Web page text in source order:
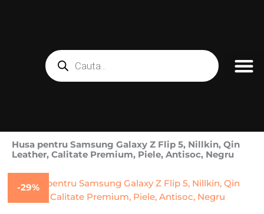
Products
search
Husa pentru Samsung Galaxy Z Flip 5, Nillkin, Qin
Leather, Calitate Premium, Piele, Antisoc, Negru
-29%